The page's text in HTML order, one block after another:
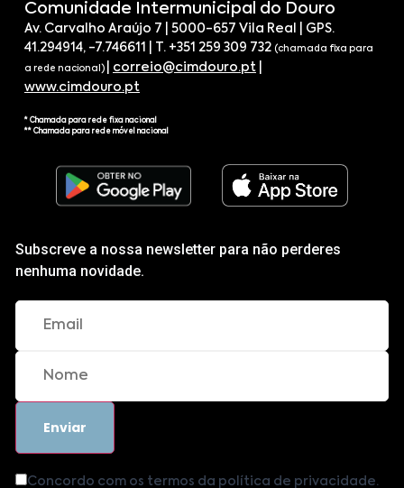
Comunidade Intermunicipal do Douro
Av. Carvalho Araújo 7 | 5000-657 Vila Real | GPS.
41.294914, -7.746611 | T. +351 259 309 732 (chamada fixa para
a rede nacional) correio@cimdouro.pt
www.cimdouro.pt
* Chamada para rede fixa nacional
** Chamada para rede móvel nacional
Subscreve a nossa newsletter para não perderes
nenhuma novidade.
Concordo com os termos da política de privacidade.